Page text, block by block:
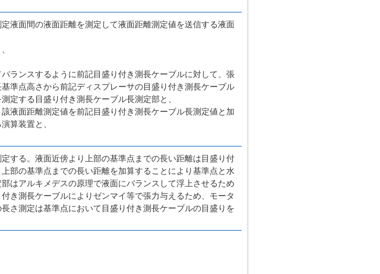
液面間の液面距離を測定して液面距離測定値を送信する液面
ランスするように前記目盛り付き測長ケーブルに対して、張
準点高さから前記ディスプレーサの目盛り付き測長ケーブル
定する目盛り付き測長ケーブル長測定部と、
液面距離測定値を前記目盛り付き測長ケーブル長測定値と加
算装置と、
する。液面近傍より上部の基準点までの長い距離は目盛り付
部の基準点までの長い距離を加算することにより基準点と水
はアルキメデスの原理で液面にバランスして浮上させるため
き測長ケーブルによりゼンマイ等で張力与えるため、モータ
さ測定は基準点において目盛り付き測長ケーブルの目盛りを